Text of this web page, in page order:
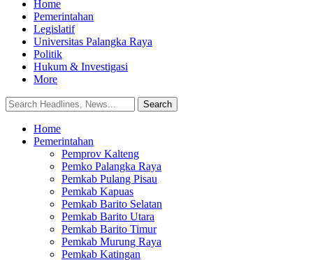
Home
Pemerintahan
Legislatif
Universitas Palangka Raya
Politik
Hukum & Investigasi
More
Home
Pemerintahan
Pemprov Kalteng
Pemko Palangka Raya
Pemkab Pulang Pisau
Pemkab Kapuas
Pemkab Barito Selatan
Pemkab Barito Utara
Pemkab Barito Timur
Pemkab Murung Raya
Pemkab Katingan